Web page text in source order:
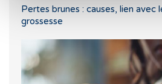
Pertes brunes : causes, lien avec
grossesse